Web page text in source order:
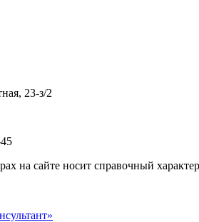
23-з/2
на сайте носит справочный